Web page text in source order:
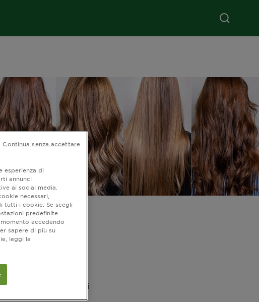
ci sono molti
esperienza di
annunci
ai social media.
necessari,
tutti i cookie. Se scegli
predefinite
accedendo
sapere di più su
leggi la
Continua senza accettare